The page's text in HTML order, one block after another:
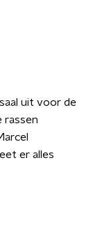
uit voor de
rassen
er alles